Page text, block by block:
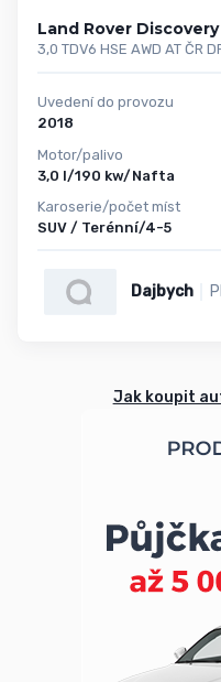
Land Rover Discovery
3,0 TDV6 HSE AWD AT ČR
Uvedení do provozu
2018
Motor/palivo
3,0 l/190 kw/Nafta
Karoserie/počet míst
SUV / Terénní/4-5
Dajbych
Jak koupit